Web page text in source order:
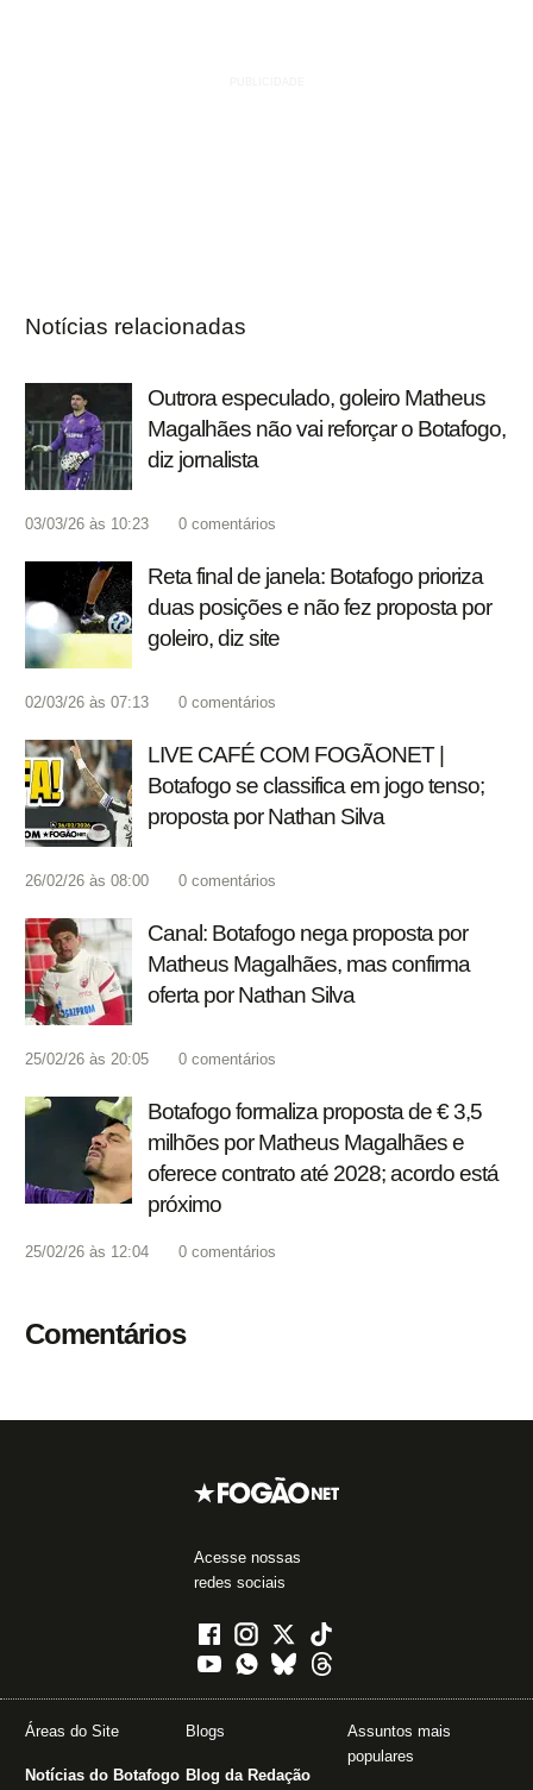
Notícias relacionadas
Outrora especulado, goleiro Matheus
Magalhães não vai reforçar o Botafogo,
diz jornalista
03/03/26 às 10:23 0 comentários
Reta final de janela: Botafogo prioriza
duas posições e não fez proposta por
goleiro, diz site
02/03/26 às 07:13 0 comentários
LIVE CAFÉ COM FOGÃONET |
Botafogo se classifica em jogo tenso;
proposta por Nathan Silva
26/02/26 às 08:00 0 comentários
Canal: Botafogo nega proposta por
Matheus Magalhães, mas confirma
oferta por Nathan Silva
25/02/26 às 20:05 0 comentários
Botafogo formaliza proposta de € 3,5
milhões por Matheus Magalhães e
oferece contrato até 2028; acordo está
próximo
25/02/26 às 12:04 0 comentários
Comentários
Acesse nossas
redes sociais
Áreas do Site
Notícias do Botafogo
Blogs
Blog da Redação
Assuntos mais
populares